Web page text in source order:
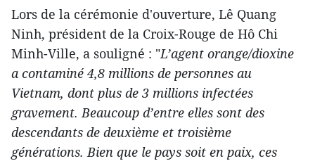
Lors de la cérémonie d'ouverture, Lê Quang
Ninh, président de la Croix-Rouge de Hô Chi
Minh-Ville, a souligné : "L’agent orange/dioxine
a contaminé 4,8 millions de personnes au
Vietnam, dont plus de 3 millions infectées
gravement. Beaucoup d’entre elles sont des
descendants de deuxième et troisième
générations. Bien que le pays soit en paix, ces